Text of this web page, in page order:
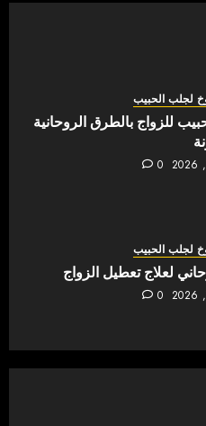
لجلب الحبيب
للزواج بالطرق الروحانية
0
لجلب الحبيب
لعلاج تعطيل الزواج
0